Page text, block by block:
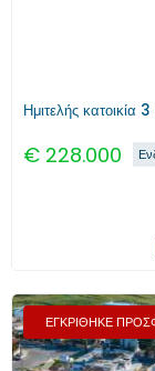
Ημιτελής
€ 228.000
ΕΓΚΡΙΘΗΚΕ